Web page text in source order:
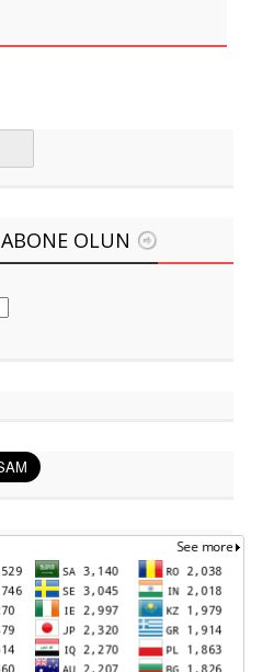
ABONE OLUN